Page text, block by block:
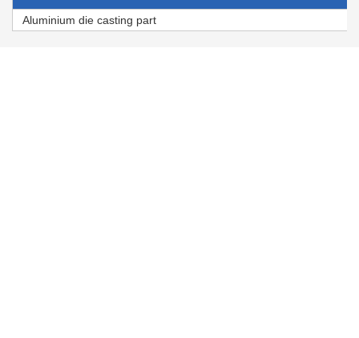
Aluminium die casting part